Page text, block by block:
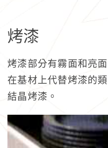
烤漆
烤漆部分有霧面和亮
在基材上代替烤漆的
結晶烤漆。